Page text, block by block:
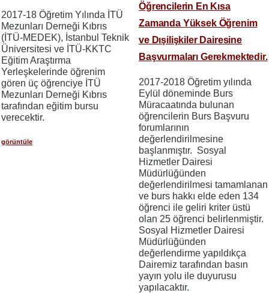
2017-18 Öğretim Yılında İTÜ
Mezunları Derneği Kıbrıs
(İTÜ-MEDEK), İstanbul Teknik
Üniversitesi ve İTÜ-KKTC
Eğitim Araştırma
Yerleşkelerinde öğrenim
gören üç öğrenciye İTÜ
Mezunları Derneği Kıbrıs
tarafından eğitim bursu
verecektir.
görüntüle
Öğrencilerin En Kısa
Zamanda Yüksek Öğrenim
ve Dışilişkiler Dairesine
Başvurmaları Gerekmektedir.
2017-2018 Öğretim yılında
Eylül döneminde Burs
Müracaatında bulunan
öğrencilerin Burs Başvuru
forumlarının
değerlendirilmesine
başlanmıştır. Sosyal
Hizmetler Dairesi
Müdürlüğünden
değerlendirilmesi tamamlanan
ve burs hakkı elde eden 134
öğrenci ile geliri kriter üstü
olan 25 öğrenci belirlenmiştir.
Sosyal Hizmetler Dairesi
Müdürlüğünden
değerlendirme yapıldıkça
Dairemiz tarafından basın
yayın yolu ile duyurusu
yapılacaktır.